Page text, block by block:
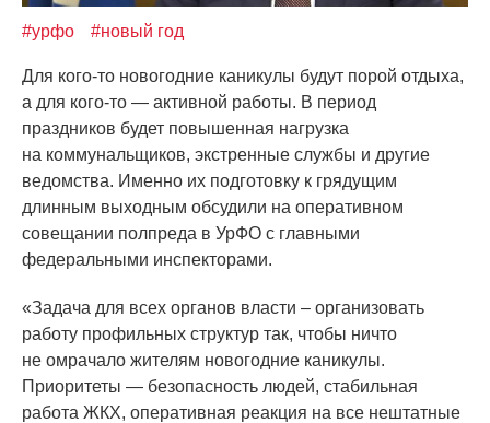
#урфо #новый год
Для кого-то новогодние каникулы будут порой отдыха,
а для кого-то — активной работы. В период
праздников будет повышенная нагрузка
на коммунальщиков, экстренные службы и другие
ведомства. Именно их подготовку к грядущим
длинным выходным обсудили на оперативном
совещании полпреда в УрФО с главными
федеральными инспекторами.
«Задача для всех органов власти – организовать
работу профильных структур так, чтобы ничто
не омрачало жителям новогодние каникулы.
Приоритеты — безопасность людей, стабильная
работа ЖКХ, оперативная реакция на все нештатные